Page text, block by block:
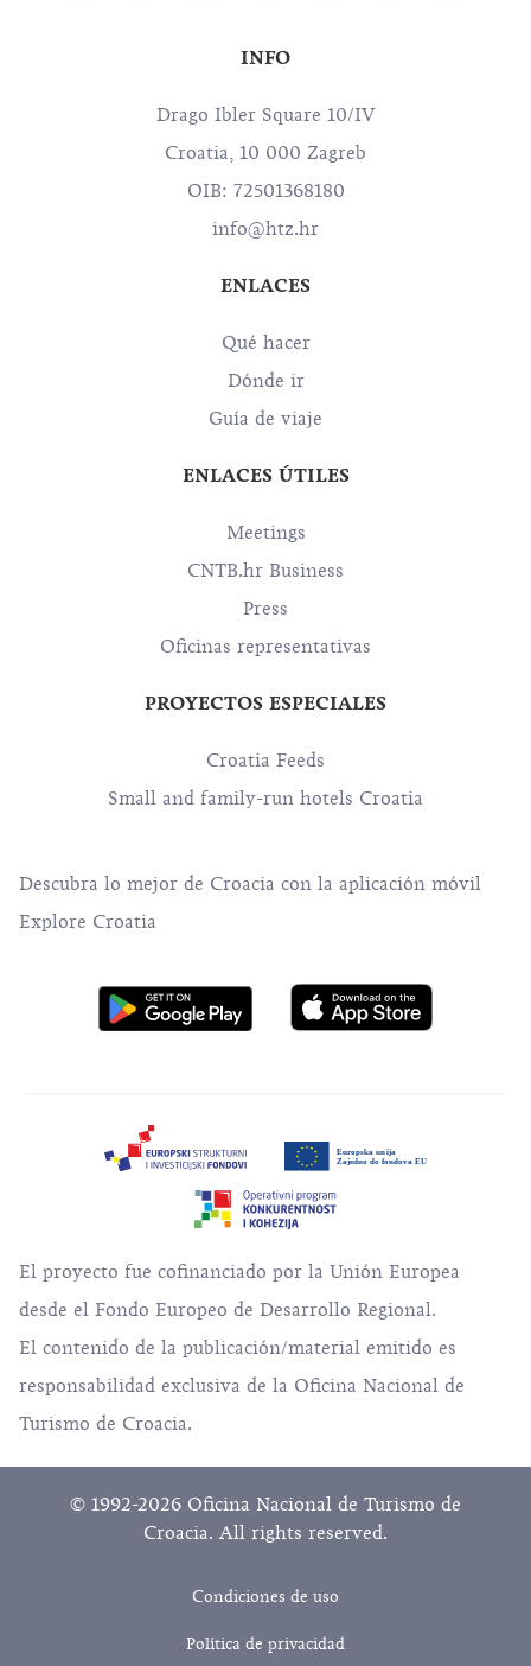
INFO
Drago Ibler Square 10/IV
Croatia, 10 000 Zagreb
OIB: 72501368180
info@htz.hr
ENLACES
Qué hacer
Dónde ir
Guía de viaje
ENLACES ÚTILES
Meetings
CNTB.hr Business
Press
Oficinas representativas
PROYECTOS ESPECIALES
Croatia Feeds
Small and family-run hotels Croatia
Descubra lo mejor de Croacia con la aplicación móvil
Explore Croatia
El proyecto fue cofinanciado por la Unión Europea
desde el Fondo Europeo de Desarrollo Regional.
El contenido de la publicación/material emitido es
responsabilidad exclusiva de la Oficina Nacional de
Turismo de Croacia.
© 1992-2026 Oficina Nacional de Turismo de
Croacia. All rights reserved.
Condiciones de uso
Política de privacidad